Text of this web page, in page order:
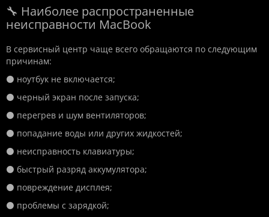
🔧 Наиболее распространенные
неисправности MacBook
В сервисный центр чаще всего обращаются по следующим
причинам:
⚫ ноутбук не включается;
⚫ черный экран после запуска;
⚫ перегрев и шум вентиляторов;
⚫ попадание воды или других жидкостей;
⚫ неисправность клавиатуры;
⚫ быстрый разряд аккумулятора;
⚫ повреждение дисплея;
⚫ проблемы с зарядкой;